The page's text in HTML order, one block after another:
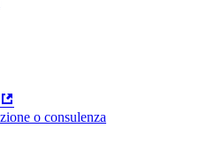
o consulenza